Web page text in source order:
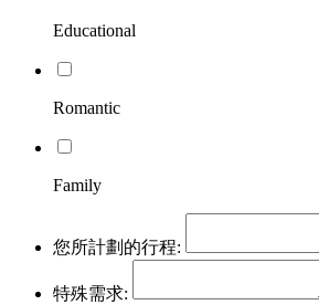
Educational
Romantic
Family
您所計劃的行程:
特殊需求: